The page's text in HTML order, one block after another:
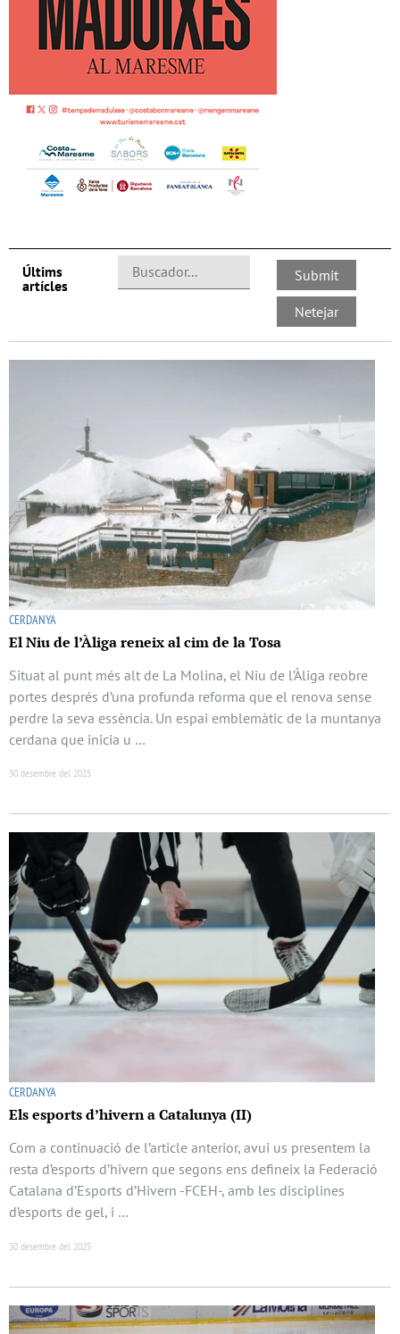
Últims
artícles
CERDANYA
El Niu de l’Àliga reneix al cim de la Tosa
Situat al punt més alt de La Molina, el Niu de l’Àliga reobre
portes després d’una profunda reforma que el renova sense
perdre la seva essència. Un espai emblemàtic de la muntanya
cerdana que inicia u …
30 desembre del 2025
CERDANYA
Els esports d’hivern a Catalunya (II)
Com a continuació de l’article anterior, avui us presentem la
resta d’esports d’hivern que segons ens defineix la Federació
Catalana d’Esports d’Hivern -FCEH-, amb les disciplines
d’esports de gel, i …
30 desembre del 2025